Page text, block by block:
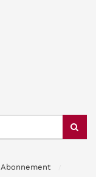
Abonnement